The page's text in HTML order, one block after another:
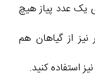
یک عدد پیاز هیچ
از گیاهان هم
استفاده کنید.